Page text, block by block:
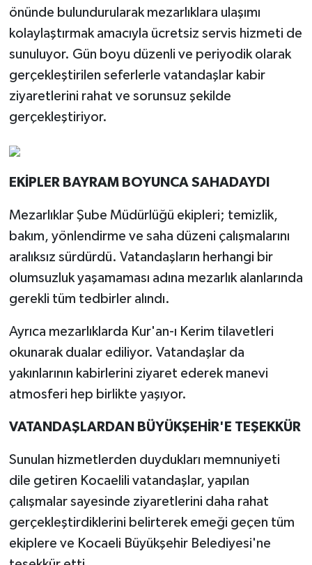
önünde bulundurularak mezarlıklara ulaşımı
kolaylaştırmak amacıyla ücretsiz servis hizmeti de
sunuluyor. Gün boyu düzenli ve periyodik olarak
gerçekleştirilen seferlerle vatandaşlar kabir
ziyaretlerini rahat ve sorunsuz şekilde
gerçekleştiriyor.
EKİPLER BAYRAM BOYUNCA SAHADAYDI
Mezarlıklar Şube Müdürlüğü ekipleri; temizlik,
bakım, yönlendirme ve saha düzeni çalışmalarını
aralıksız sürdürdü. Vatandaşların herhangi bir
olumsuzluk yaşamaması adına mezarlık alanlarında
gerekli tüm tedbirler alındı.
Ayrıca mezarlıklarda Kur'an-ı Kerim tilavetleri
okunarak dualar ediliyor. Vatandaşlar da
yakınlarının kabirlerini ziyaret ederek manevi
atmosferi hep birlikte yaşıyor.
VATANDAŞLARDAN BÜYÜKŞEHİR'E TEŞEKKÜR
Sunulan hizmetlerden duydukları memnuniyeti
dile getiren Kocaelili vatandaşlar, yapılan
çalışmalar sayesinde ziyaretlerini daha rahat
gerçekleştirdiklerini belirterek emeği geçen tüm
ekiplere ve Kocaeli Büyükşehir Belediyesi'ne